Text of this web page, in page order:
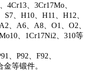
4Cr13、3Cr17Mo、
、H10、H11、H12、
、A6、A8、O1、O2、
、1Cr17Ni2、310等
、P92、F92、
金等锻件。